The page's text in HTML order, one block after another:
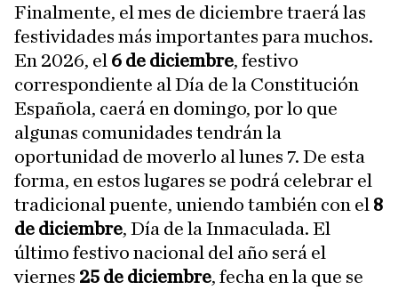
Finalmente, el mes de diciembre traerá las
festividades más importantes para muchos.
En 2026, el 6 de diciembre, festivo
correspondiente al Día de la Constitución
Española, caerá en domingo, por lo que
algunas comunidades tendrán la
oportunidad de moverlo al lunes 7. De esta
forma, en estos lugares se podrá celebrar el
tradicional puente, uniendo también con el 8
de diciembre, Día de la Inmaculada. El
último festivo nacional del año será el
viernes 25 de diciembre, fecha en la que se